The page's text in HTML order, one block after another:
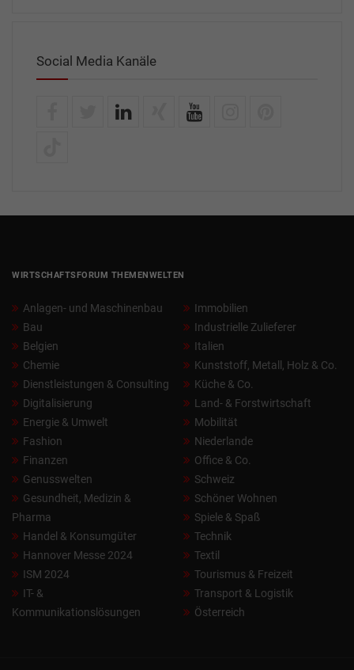
Social Media Kanäle
WIRTSCHAFTSFORUM THEMENWELTEN
Anlagen- und Maschinenbau
Bau
Belgien
Chemie
Dienstleistungen & Consulting
Digitalisierung
Energie & Umwelt
Fashion
Finanzen
Genusswelten
Gesundheit, Medizin &
Pharma
Handel & Konsumgüter
Hannover Messe 2024
ISM 2024
IT- &
Kommunikationslösungen
Immobilien
Industrielle Zulieferer
Italien
Kunststoff, Metall, Holz & Co.
Küche & Co.
Land- & Forstwirtschaft
Mobilität
Niederlande
Office & Co.
Schweiz
Schöner Wohnen
Spiele & Spaß
Technik
Textil
Tourismus & Freizeit
Transport & Logistik
Österreich